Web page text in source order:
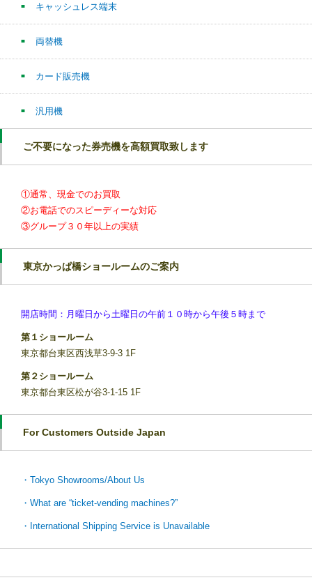
キャッシュレス端末
両替機
カード販売機
汎用機
ご不要になった券売機を高額買取致します
①通常、現金でのお買取
②お電話でのスピーディーな対応
③グループ３０年以上の実績
東京かっぱ橋ショールームのご案内
開店時間：月曜日から土曜日の午前１０時から午後５時まで
第１ショールーム
東京都台東区西浅草3-9-3 1F
第２ショールーム
東京都台東区松が谷3-1-15 1F
For Customers Outside Japan
・Tokyo Showrooms/About Us
・What are “ticket-vending machines?”
・International Shipping Service is Unavailable